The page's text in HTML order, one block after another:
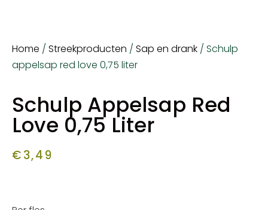
Home / Streekproducten / Sap en drank / Schulp
appelsap red love 0,75 liter
Schulp Appelsap Red
Love 0,75 Liter
€3,49